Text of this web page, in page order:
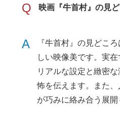
Q 映画『牛首村』の見
A
『牛首村』の見どこ
しい映像美です。実
リアルな設定と緻密
怖を伝えます。また
が巧みに絡み合う展開